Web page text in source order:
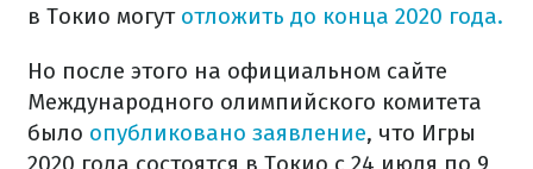
в Токио могут отложить до конца 2020 года.
Но после этого на официальном сайте
Международного олимпийского комитета
было опубликовано заявление, что Игры